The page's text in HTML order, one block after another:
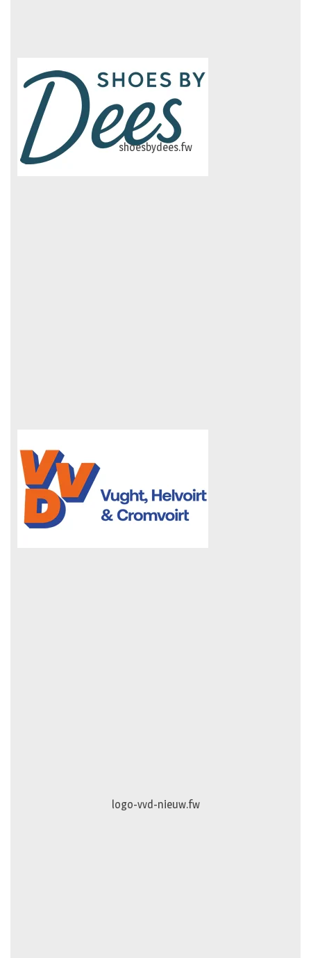
logo-studiebegeleidinghelvoirt
logo-vvd-nieuw.fw
Puur-en-Pracht